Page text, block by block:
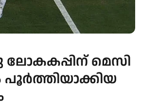
മെസി
പൂർത്തിയാക്കിയ